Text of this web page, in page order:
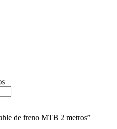
de freno MTB 2 metros”